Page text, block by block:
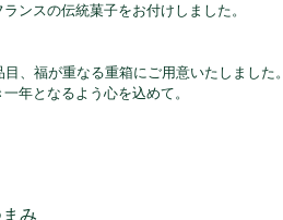
ンスの伝統菓子をお付けしました。
、福が重なる重箱にご用意いたしました。
年となるよう心を込めて。
み